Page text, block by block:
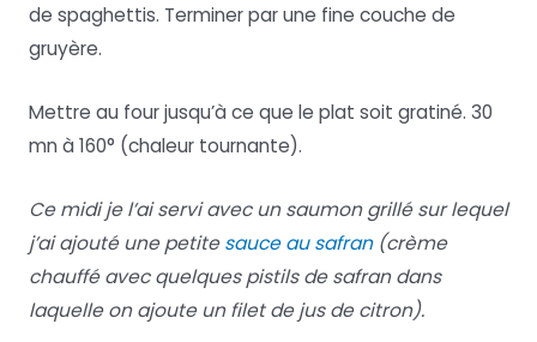
de spaghettis. Terminer par une fine couche de
gruyère.
Mettre au four jusqu’à ce que le plat soit gratiné. 30
mn à 160° (chaleur tournante).
Ce midi je l’ai servi avec un saumon grillé sur lequel
j’ai ajouté une petitesauce au safran(crème
chauffé avec quelques pistils de safran dans
laquelle on ajoute un filet de jus de citron).